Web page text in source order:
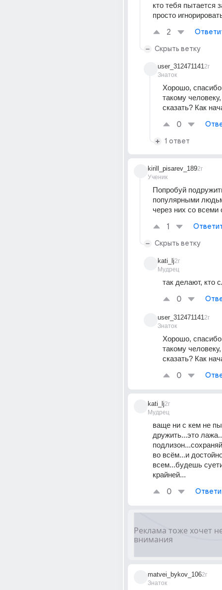
кто тебя пытается
просто
2
Скрыть ветку
user_312471141
Знаток
2г
Хорошо,
такому
сказать? Как
0
1 ответ
kirill_pisarev_189
Ученик
2г
Попробуй
популярными
через них со
1
Скрыть ветку
kati_lj
Мудрец
2г
так делают, кто
0
user_312471141
Знаток
2г
Хорошо,
такому
сказать? Как
0
kati_lj
Мудрец
2г
ваще ни с кем не
дружить...это
во всём...и
всем...будешь
крайней...
0
matvei_bykov_106
Знаток
2г